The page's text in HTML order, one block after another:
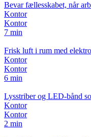
Bevar fællesskabet, når
Kontor
Kontor
7 min
Frisk luft i rum med
Kontor
Kontor
6 min
Lysstriber og LED-bånd
Kontor
Kontor
2 min